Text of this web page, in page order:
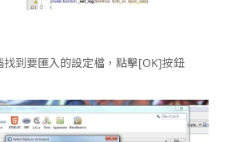
找到要匯入的設定檔，點擊[OK]按鈕